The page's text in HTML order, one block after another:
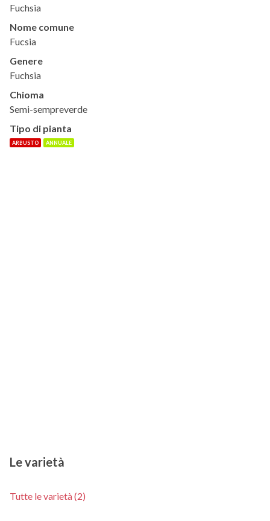
Fuchsia
Nome comune
Fucsia
Genere
Fuchsia
Chioma
Semi-sempreverde
Tipo di pianta
ARBUSTO ANNUALE
Le varietà
Tutte le varietà (2)